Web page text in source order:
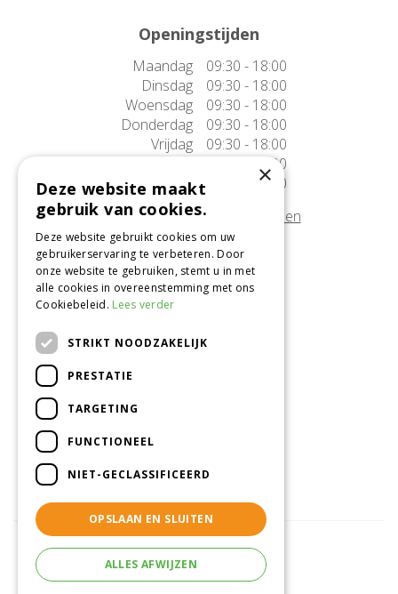
Openingstijden
Maandag
09:30 - 18:00
Dinsdag
09:30 - 18:00
Woensdag
09:30 - 18:00
Donderdag
09:30 - 18:00
Vrijdag
09:30 - 18:00
Zaterdag
09:30 - 17:00
Zondag
10:00 - 17:00
Afwijkende openingstijden tonen
Onze locatie
Tuincentrum Alméérplant
Jac. P. Thijsseweg 4
pinterest
© Tuincentrum Alméérplant
×
Deze website maakt
gebruik van cookies.
Deze website gebruikt cookies om uw
gebruikerservaring te verbeteren. Door
onze website te gebruiken, stemt u in met
alle cookies in overeenstemming met ons
Cookiebeleid. Lees verder
STRIKT NOODZAKELIJK
PRESTATIE
TARGETING
FUNCTIONEEL
NIET-GECLASSIFICEERD
OPSLAAN EN SLUITEN
ALLES AFWIJZEN